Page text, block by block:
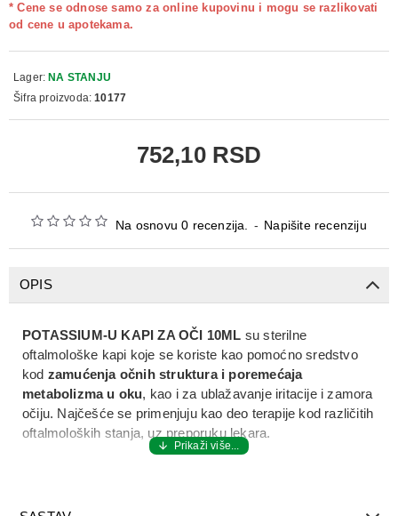
Na osnovu 0 recenzija. - Napišite recenziju
* Cene se odnose samo za online kupovinu i mogu se razlikovati
od cene u apotekama.
752,10 RSD
Lager: NA STANJU
Šifra proizvoda: 10177
OPIS
POTASSIUM-U KAPI ZA OČI 10ML su sterilne
oftalmološke kapi koje se koriste kao pomoćno sredstvo
kod zamućenja očnih struktura i poremećaja
metabolizma u oku, kao i za ublažavanje iritacije i zamora
očiju. Najčešće se primenjuju kao deo terapije kod različitih
oftalmoloških stanja, uz preporuku lekara.